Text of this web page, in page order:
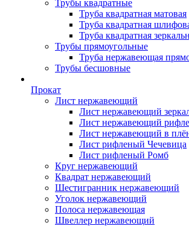
Трубы квадратные
Труба квадратная матовая
Труба квадратная
Труба квадратная
Трубы прямоугольные
Труба нержавеющая
Трубы бесшовные
Прокат
Лист нержавеющий
Лист нержавеющий
Лист нержавеющий
Лист нержавеющий в
Лист рифленый Чечевица
Лист рифленый Ромб
Круг нержавеющий
Квадрат нержавеющий
Шестигранник нержавеющий
Уголок нержавеющий
Полоса нержавеющая
Швеллер нержавеющий